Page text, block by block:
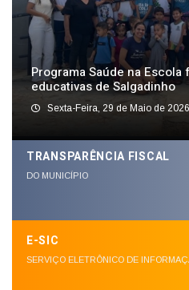
Programa Saúde na
educativas de Salgadinho
Sexta-Feira, 29 de Maio de 2026
TRANSPARÊNCIA FISCAL
DO MUNICÍPIO
E-SIC
SERVIÇO ELETRÔNICO DE